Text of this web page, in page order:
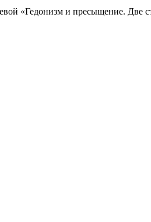
«Гедонизм и пресыщение.